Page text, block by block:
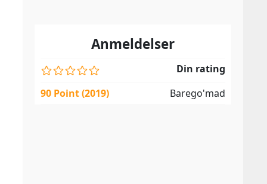
Anmeldelser
Din rating
90 Point (2019)
Barego'mad